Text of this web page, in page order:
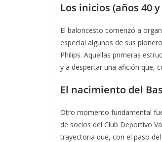
Los inicios (años 40 y
El baloncesto comenzó a
especial algunos de sus
Philips. Aquellas primeras
y a despertar una afición que,
El nacimiento del
Otro momento fundamental
de socios del Club Deportivo
trayectoria que, con el paso